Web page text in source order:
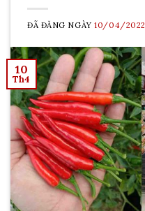
ĐÃ ĐĂNG NGÀY10/04/2022
10
Th4